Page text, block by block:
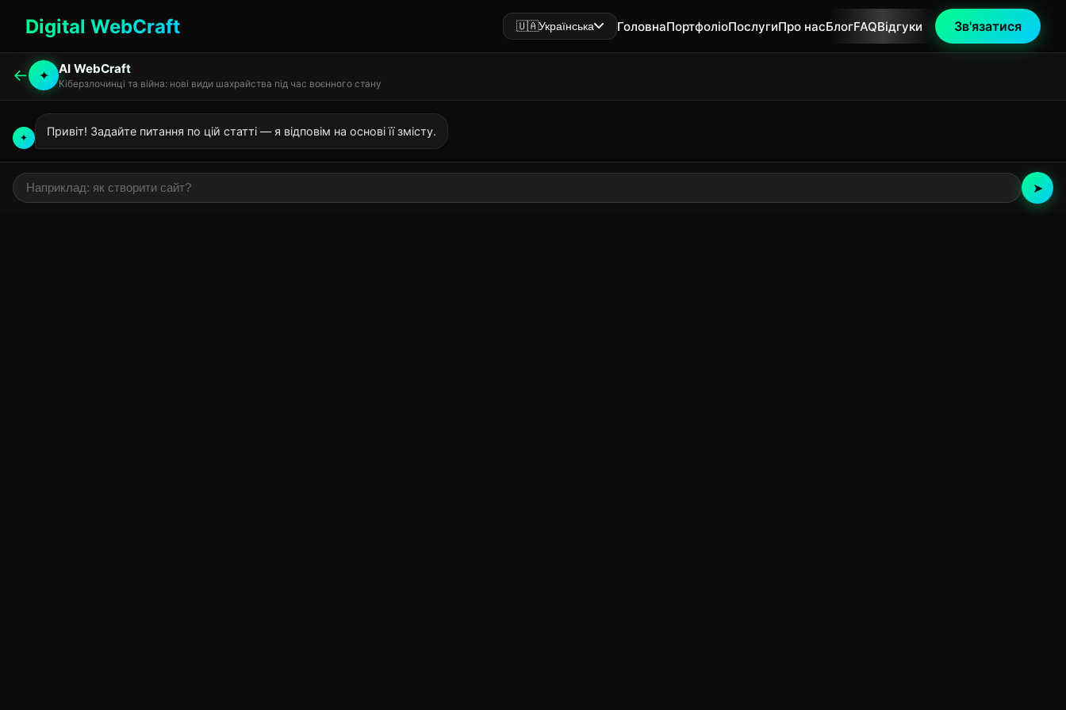
Digital WebCraft 🇺🇦Українська ГоловнаПортфоліоПослугиПро насБлогFAQВідгуки Зв'язатися
← ✦ AI WebCraft
Кіберзлочинці та війна: нові види шахрайства під час воєнного стану
✦ Привіт! Задайте питання по цій статті — я відповім на основі її змісту.
➤